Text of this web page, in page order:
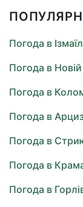
Погода в
Погода в
Погода в
Погода в
Погода в
Погода в
Погода в